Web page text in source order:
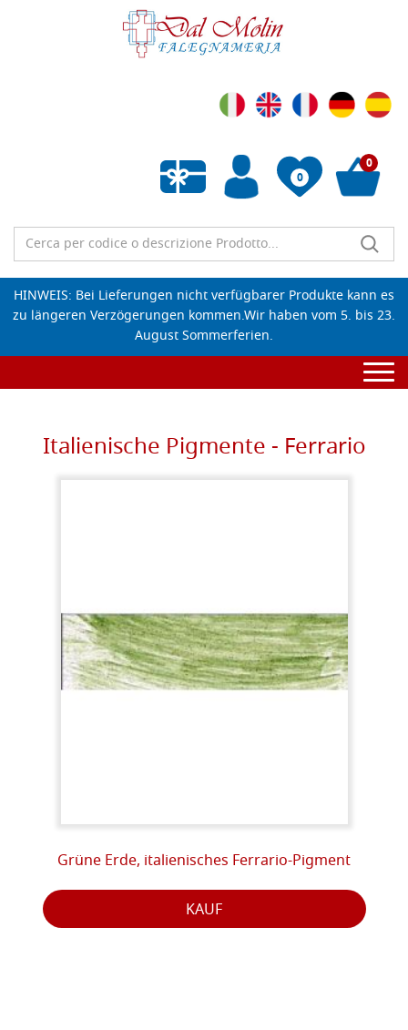
0
Wunschliste leeren
0
HINWEIS: Bei Lieferungen nicht verfügbarer Produkte kann es
zu längeren Verzögerungen kommen.Wir haben vom 5. bis 23.
August Sommerferien.
Italienische Pigmente - Ferrario
Grüne Erde, italienisches Ferrario-Pigment
KAUF